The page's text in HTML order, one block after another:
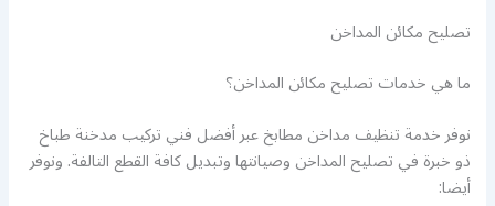
تصليح مكائن المداخن
ما هي خدمات تصليح مكائن المداخن؟
نوفر خدمة تنظيف مداخن مطابخ عبر أفضل فني تركيب مدخنة طباخ
ذو خبرة في تصليح المداخن وصيانتها وتبديل كافة القطع التالفة. ونوفر
أيضا: